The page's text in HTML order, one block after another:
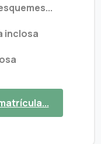
inclosa